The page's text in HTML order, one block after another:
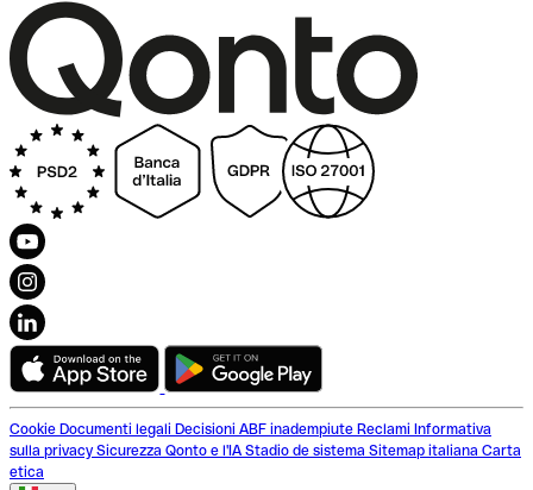
Cookie Documenti legali Decisioni ABF inadempiute Reclami Informativa
sulla privacy Sicurezza Qonto e l'IA Stadio de sistema Sitemap italiana Carta
etica